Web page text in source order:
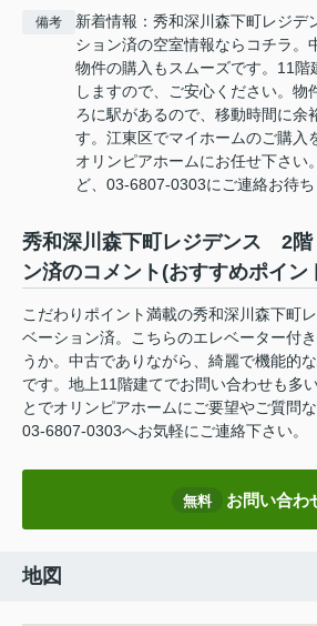
備考
新着情報：秀和深川森下町レジ
ション済の空室情報ならコチラ。
物件の購入もスムーズです。11階
しますので、ご安心ください。物
ろに駅があるので、移動時間に余
す。江東区でマイホームのご購入
オリンピアホームにお任せ下さい
ど、03-6807-0303にご連絡お待ち
秀和深川森下町レジデンス 2
ン済のコメント(おすすめポイン
こだわりポイント満載の秀和深川森下
ベーション済。こちらのエレベーター付
うか。中古でありながら、綺麗で機能的
です。地上11階建てでお問い合わせも多
とでオリンピアホームにご要望やご質問
03-6807-0303へお気軽にご連絡下さい。
無料 お問い合わ
地図